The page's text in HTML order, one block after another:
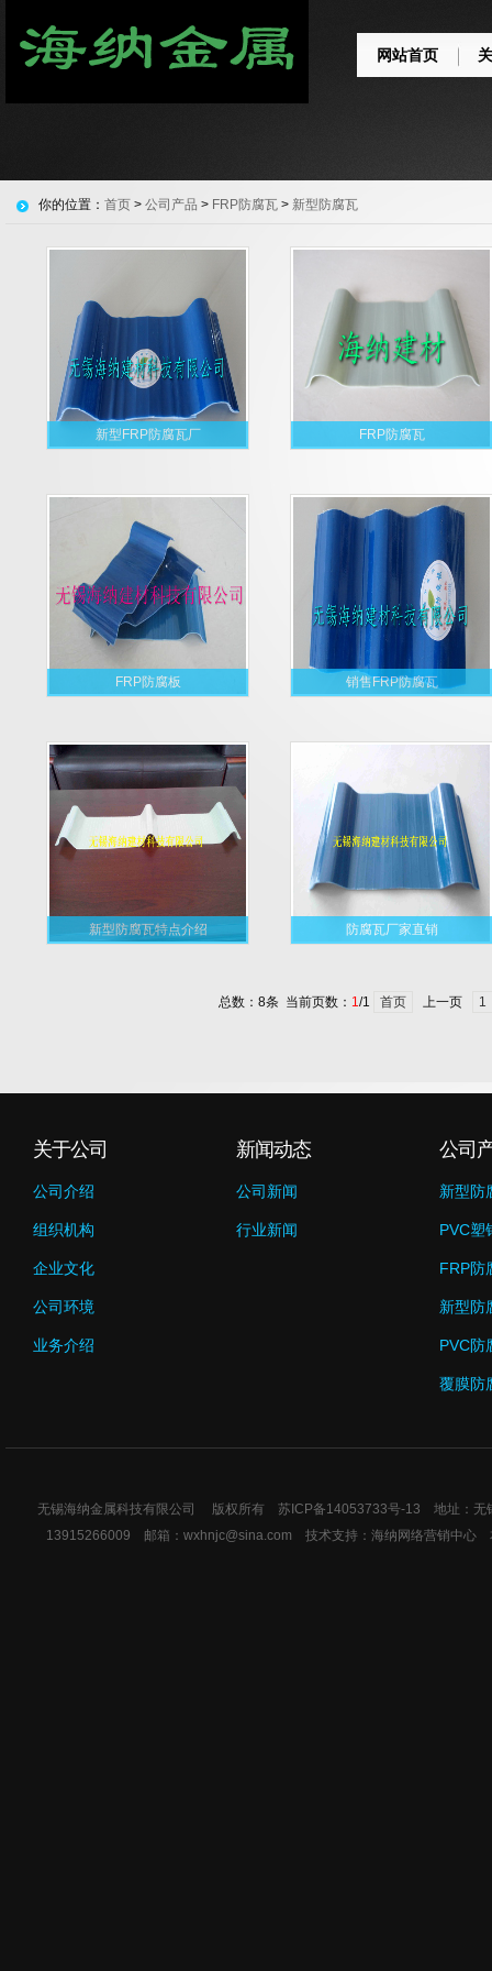
网站首页
你的位置： 首页 > 公司产品 > FRP防腐瓦 > 新型防腐瓦
新型FRP防腐瓦厂 FRP防腐瓦
FRP防腐板 销售FRP防腐瓦
新型防腐瓦特点介绍 防腐瓦厂家直销
总数：8条 当前页数： 1/1 首页 上一页 1
关于公司
公司介绍
组织机构
企业文化
公司环境
业务介绍
新闻动态
公司新闻
行业新闻
公司
新型防
PVC塑
FRP防
新型防
PVC防
覆膜防
无锡海纳金属科技有限公司 版权所有 苏ICP备14053733号-13 地址：无
13915266009 邮箱：wxhnjc@sina.com 技术支持： 海纳网络营销中心